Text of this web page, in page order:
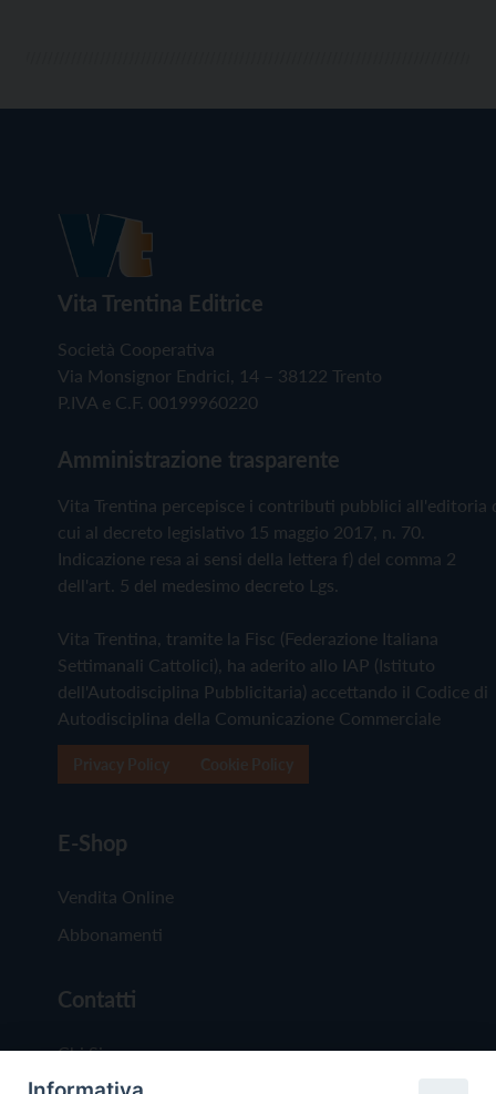
Vita Trentina Editrice
Società Cooperativa
Via Monsignor Endrici, 14 – 38122 Trento
P.IVA e C.F. 00199960220
Amministrazione trasparente
Vita Trentina percepisce i contributi pubblici all'editoria
cui al decreto legislativo 15 maggio 2017, n. 70.
Indicazione resa ai sensi della lettera f) del comma 2
dell'art. 5 del medesimo decreto Lgs.
Vita Trentina, tramite la Fisc (Federazione Italiana
Settimanali Cattolici), ha aderito allo IAP (Istituto
dell'Autodisciplina Pubblicitaria) accettando il Codice di
Autodisciplina della Comunicazione Commerciale
E-Shop
Vendita Online
Abbonamenti
Contatti
Chi Siamo